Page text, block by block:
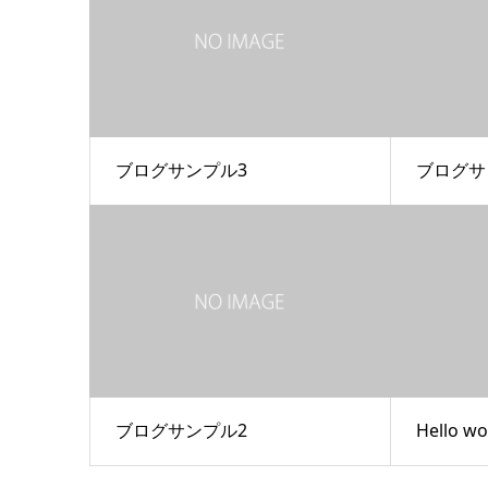
ブログサンプル3 ブログ
ブログサンプル2 Hello